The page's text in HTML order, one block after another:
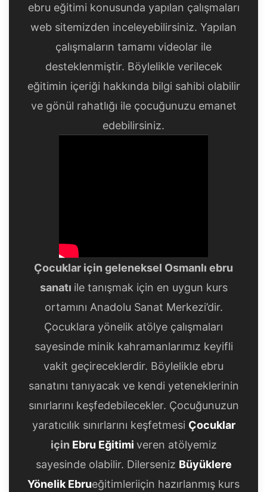
ebru eğitimi konusunda yapılan çalışmaları
web sitemizden inceleyebilirsiniz. Yapılan
çalışmaların tamamı videolar ile
desteklenmiştir. Böylelikle verilecek
eğitimin içeriği hakkında bilgi sahibi olabilir
ve gönül rahatlığı ile çocuğunuzu emanet
edebilirsiniz.
Çocuklar için geleneksel Osmanlı ebru
sanatı ile tanışmak için en uygun kurs
ortamını Anadolu Sanat Merkezi’dir.
Çocuklara yönelik atölye çalışmaları
sayesinde minik kahramanlarımız keyifli
vakit geçireceklerdir. Böylelikle ebru
sanatını tanıyacak ve kendi yeteneklerinin
sınırlarını keşfedebilecekler. Çocuğunuzun
yaratıcılık sınırlarını keşfetmesi Çocuklar
için Ebru Eğitimi veren atölyemiz
sayesinde olabilir. Dilerseniz Büyüklere
Yönelik Ebrueğitimleriiçin hazırlanmış kurs